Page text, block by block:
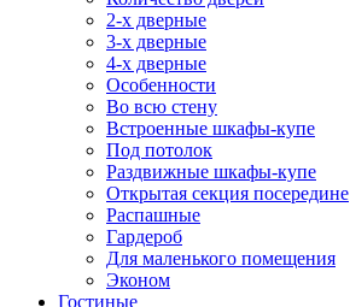
2-х дверные
3-х дверные
4-х дверные
Особенности
Во всю стену
Встроенные шкафы-купе
Под потолок
Раздвижные шкафы-купе
Открытая секция посередине
Распашные
Гардероб
Для маленького помещения
Эконом
Гостиные